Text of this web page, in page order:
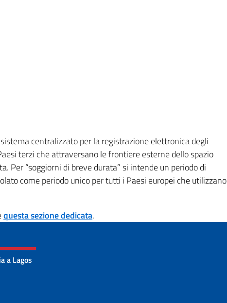
centralizzato per la registrazione elettronica degli
terzi che attraversano le frontiere esterne dello spazio
Per “soggiorni di breve durata” si intende un periodo di
come periodo unico per tutti i Paesi europei che utilizzano
questa sezione dedicata.
a Lagos